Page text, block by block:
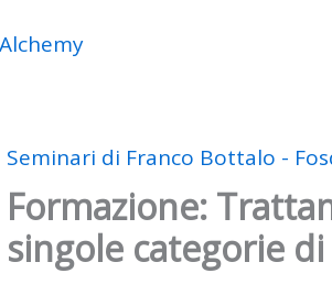
Seminari di Franco Bottalo -
Formazione:
singole categorie